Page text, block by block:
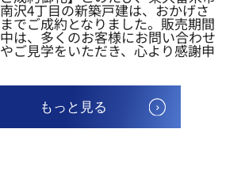
南沢4丁目の新築戸建は、おかげさ
までご成約となりました。販売期間
中は、多くのお客様にお問い合わせ
やご見学をいただき、心より感謝申
し上げ...
もっと見る